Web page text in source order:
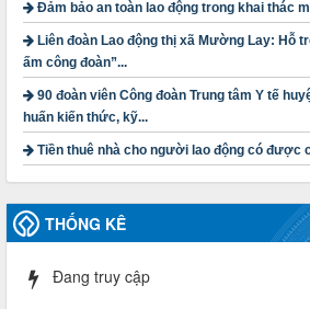
đoàn khi đơn vị sát nhập, chấm dứt
Thời gian đăng: 13/04/2025
lượt xem: 2006 | lượt tải:722
60/TB-LĐLĐ
Thông báo công khai dự toán thu, chi
LĐLĐ tỉnh Điện Biên năm 2025
Thời gian đăng: 28/04/2025
485/QĐ-LĐLĐ
Quyết định về việc công bố công khai
nhà nước năm 2024
Thời gian đăng: 29/04/2025
lượt xem: 919 | lượt tải:257
Đảm bảo an toàn lao động trong khai thác
Liên đoàn Lao động thị xã Mường Lay: Hỗ
ấm công đoàn”...
90 đoàn viên Công đoàn Trung tâm Y tế
huấn kiến thức, kỹ...
Tiền thuê nhà cho người lao động có được
THỐNG KÊ
Đang truy cập